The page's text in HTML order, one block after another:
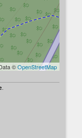
©OpenStreetMap